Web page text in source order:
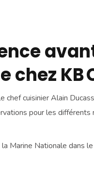
KB
cuisinier Alain
pour les
Marine Nationale dans